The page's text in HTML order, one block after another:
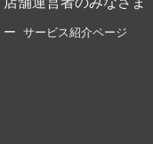
サービス紹介ページ